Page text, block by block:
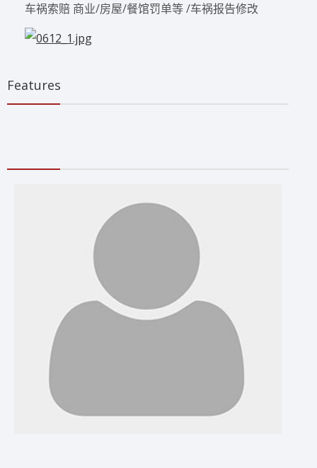
车祸索赔 商业/房屋/餐馆罚单等 /车祸报告修改
Features